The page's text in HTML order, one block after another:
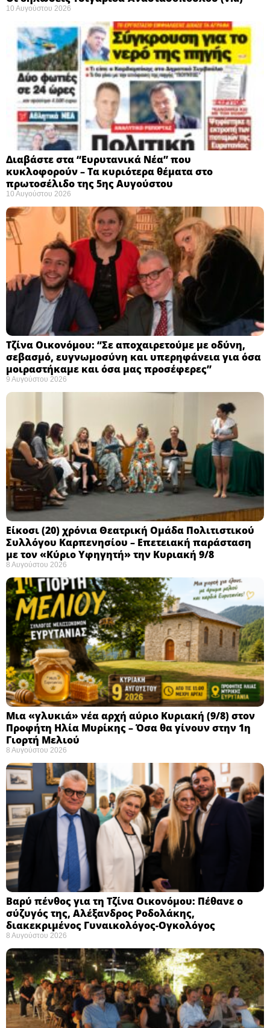
10 Αυγούστου 2026
Διαβάστε στα “Ευρυτανικά Νέα” που
κυκλοφορούν – Τα κυριότερα θέματα στο
πρωτοσέλιδο της 5ης Αυγούστου
10 Αυγούστου 2026
Τζίνα Οικονόμου: “Σε αποχαιρετούμε με οδύνη,
σεβασμό, ευγνωμοσύνη και υπερηφάνεια για όσα
μοιραστήκαμε και όσα μας προσέφερες”
9 Αυγούστου 2026
Eίκοσι (20) χρόνια Θεατρική Ομάδα Πολιτιστικού
Συλλόγου Καρπενησίου – Επετειακή παράσταση
με τον «Κύριο Υφηγητή» την Κυριακή 9/8
8 Αυγούστου 2026
Μια «γλυκιά» νέα αρχή αύριο Κυριακή (9/8) στον
Προφήτη Ηλία Μυρίκης – Όσα θα γίνουν στην 1η
Γιορτή Μελιού
8 Αυγούστου 2026
Βαρύ πένθος για τη Τζίνα Οικονόμου: Πέθανε ο
σύζυγός της, Αλέξανδρος Ροδολάκης,
διακεκριμένος Γυναικολόγος-Ογκολόγος
8 Αυγούστου 2026